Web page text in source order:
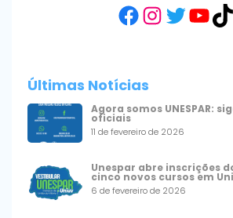
Facebook
Instagram
Twitter
Últimas Notícias
Agora somos UNESPAR:
oficiais
11 de fevereiro de 2026
Unespar abre inscrições
cinco novos cursos em
6 de fevereiro de 2026